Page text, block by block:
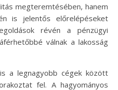
megteremtésében, hanem
is jelentős előrelépéseket
révén a pénzügyi
válnak a lakosság
a legnagyobb cégek között
fel. A hagyományos